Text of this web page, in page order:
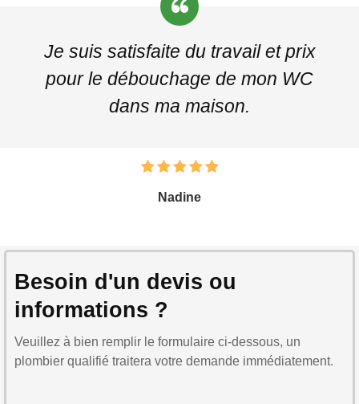
Je suis satisfaite du travail et prix
pour le débouchage de mon WC
dans ma maison.
Nadine
Besoin d'un devis ou
informations ?
Veuillez à bien remplir le formulaire ci-dessous, un
plombier qualifié traitera votre demande immédiatement.